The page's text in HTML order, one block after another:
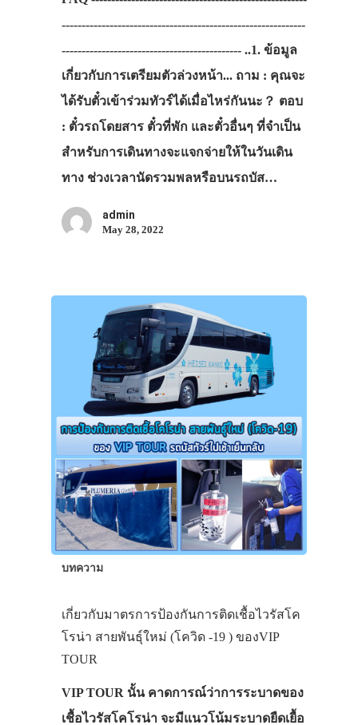
-------------------------------------------------------------
--------------------------------------------- ..1. ข้อมูล
เกี่ยวกับการเตรียมตัวล่วงหน้า... ถาม : คุณจะ
ได้รับตั๋วเข้าร่วมทัวร์ได้เมื่อไหร่กันนะ？ ตอบ
: ตั๋วรถโดยสาร ตั๋วที่พัก และตั๋วอื่นๆ ที่จำเป็น
สำหรับการเดินทางจะแจกจ่ายให้ในวันเดิน
ทาง ช่วงเวลานัดรวมพลหรือบนรถบัส…
admin
May 28, 2022
บทความ
เกี่ยวกับมาตรการป้องกันการติดเชื้อไวรัสโค
โรน่า สายพันธุ์ใหม่ (โควิด -19 ) ของVIP
TOUR
VIP TOUR นั้น คาดการณ์ว่าการระบาดของ
เชื้อไวรัสโคโรน่า จะมีแนวโน้มระบาดยืดเยื้อ